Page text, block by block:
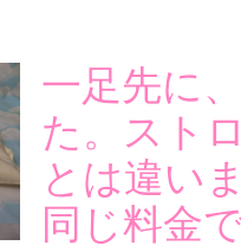
一足先に
た。スト
とは違い
同じ料金